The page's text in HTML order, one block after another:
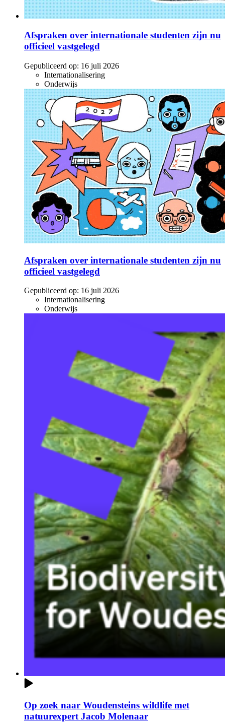
Afspraken over internationale studenten zijn nu
officieel vastgelegd
Gepubliceerd op: 16 juli 2026
Internationalisering
Onderwijs
Afspraken over internationale studenten zijn nu
officieel vastgelegd
Gepubliceerd op: 16 juli 2026
Internationalisering
Onderwijs
Op zoek naar Woudensteins wildlife met
natuurexpert Jacob Molenaar